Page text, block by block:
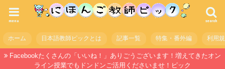
search
menu
ホーム 日本語教師ピックとは 記事一覧 特集・番外編 利用
Facebookたくさんの「いいね！」ありごうございます！増えてきたオン
ライン授業でもドンドンご活用くださいませ！ピック